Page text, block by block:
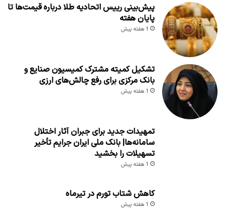
پیش‌بینی رییس اتحادیه طلا درباره قیمت‌ها تا
پایان هفته
1 هفته پیش
تشکیل کمیته مشترک کمیسیون صنایع و
بانک مرکزی برای رفع چالش‌های ارزی
1 هفته پیش
تمهیدات جدید برای جبران آثار اختلال
سامانه‌ها| بانک ملی ایران جرایم تأخیر
تسهیلات را بخشید
1 هفته پیش
کاهش شتاب تورم در تیرماه
1 هفته پیش